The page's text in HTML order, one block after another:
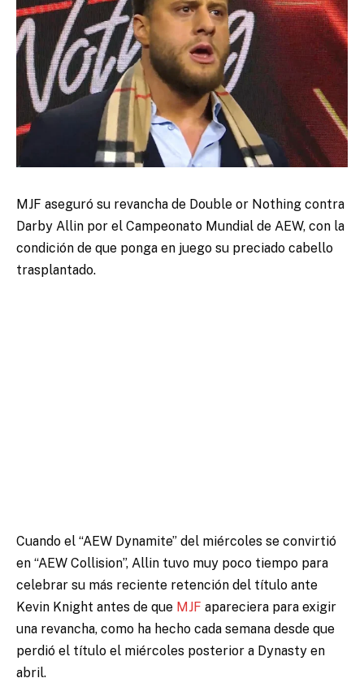
MJF aseguró su revancha de Double or Nothing contra
Darby Allin por el Campeonato Mundial de AEW, con la
condición de que ponga en juego su preciado cabello
trasplantado.
Cuando el “AEW Dynamite” del miércoles se convirtió
en “AEW Collision”, Allin tuvo muy poco tiempo para
celebrar su más reciente retención del título ante
Kevin Knight antes de que MJF apareciera para exigir
una revancha, como ha hecho cada semana desde que
perdió el título el miércoles posterior a Dynasty en
abril.